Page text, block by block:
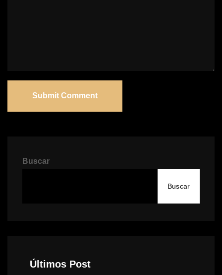
Submit Comment
Buscar
Buscar
Últimos Post